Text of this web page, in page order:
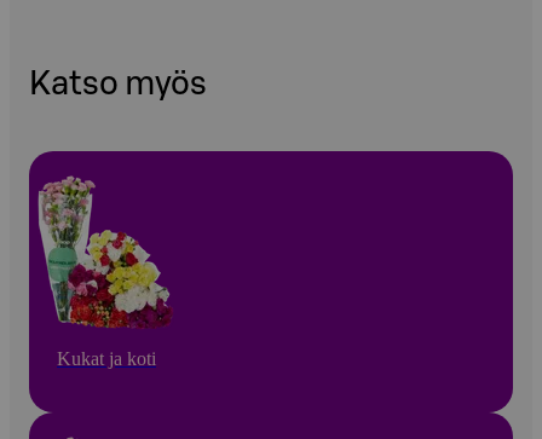
Katso myös
Kukat ja koti